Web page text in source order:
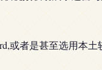
或者是甚至选用本